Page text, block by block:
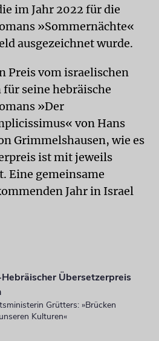
im Jahr 2022 für die
»Sommernächte«
ausgezeichnet wurde.
Preis vom israelischen
seine hebräische
»Der
von Hans
Grimmelshausen, wie es
ist mit jeweils
Eine gemeinsame
Jahr in Israel
Übersetzerpreis
Grütters: »Brücken
Kulturen«